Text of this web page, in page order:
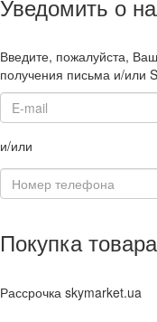
Уведомить о
Введите, пожалуйста,
получения письма и/или
и/или
Покупка
Рассрочка skymarket.ua